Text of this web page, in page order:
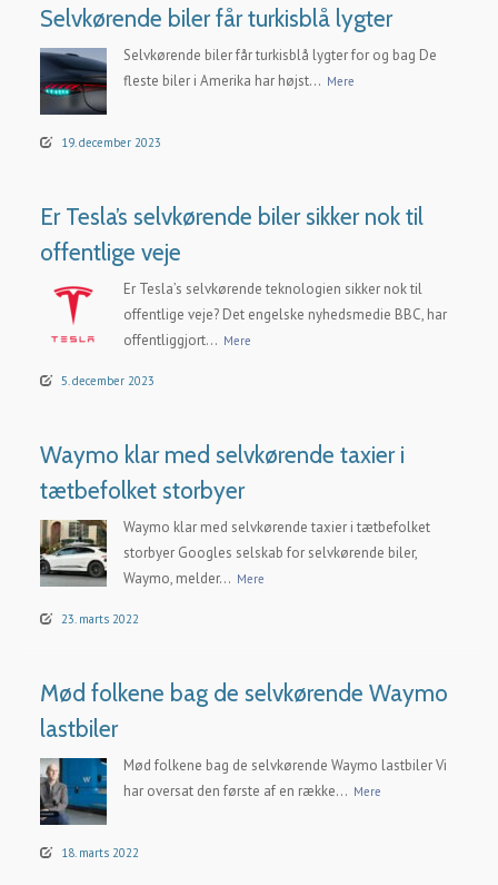
Selvkørende biler får turkisblå lygter
Selvkørende biler får turkisblå lygter for og bag De
fleste biler i Amerika har højst... Mere
19. december 2023
Er Tesla’s selvkørende biler sikker nok til
offentlige veje
Er Tesla’s selvkørende teknologien sikker nok til
offentlige veje? Det engelske nyhedsmedie BBC, har
offentliggjort... Mere
5. december 2023
Waymo klar med selvkørende taxier i
tætbefolket storbyer
Waymo klar med selvkørende taxier i tætbefolket
storbyer Googles selskab for selvkørende biler,
Waymo, melder... Mere
23. marts 2022
Mød folkene bag de selvkørende Waymo
lastbiler
Mød folkene bag de selvkørende Waymo lastbiler Vi
har oversat den første af en række... Mere
18. marts 2022